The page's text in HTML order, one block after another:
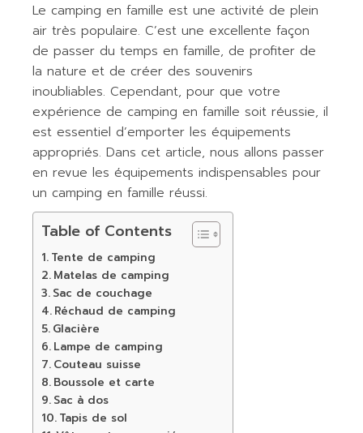
Le camping en famille est une activité de plein
air très populaire. C’est une excellente façon
de passer du temps en famille, de profiter de
la nature et de créer des souvenirs
inoubliables. Cependant, pour que votre
expérience de camping en famille soit réussie, il
est essentiel d’emporter les équipements
appropriés. Dans cet article, nous allons passer
en revue les équipements indispensables pour
un camping en famille réussi.
Table of Contents
Tente de camping
Matelas de camping
Sac de couchage
Réchaud de camping
Glacière
Lampe de camping
Couteau suisse
Boussole et carte
Sac à dos
Tapis de sol